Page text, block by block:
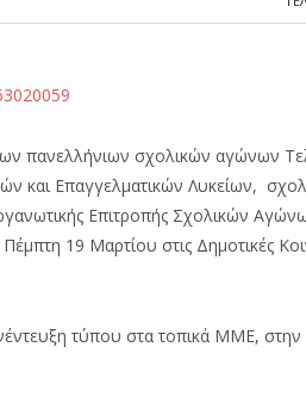
πανελλήνιων σχολικών αγώνων
και Επαγγελματικών Λυκείων,
Επιτροπής Σχολικών
19 Μαρτίου στις Δημοτικές
τύπου στα τοπικά ΜΜΕ,